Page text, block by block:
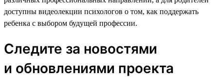
доступны видеолекции психологов о том, как поддержать
ребенка с выбором будущей профессии.
Следите за новостями
и обновлениями проекта